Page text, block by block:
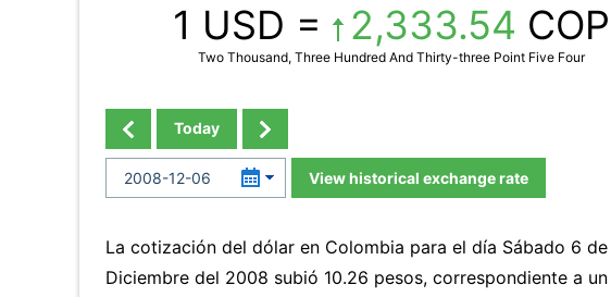
1 USD = 2,333.54 COP
Two Thousand, Three Hundred And Thirty-three Point Five Four
Today
View historical exchange rate
La cotización del dólar en Colombia para el día Sábado 6 de
Diciembre del 2008 subió 10.26 pesos, correspondiente a un